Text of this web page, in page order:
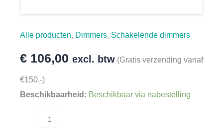
Alle producten, Dimmers, Schakelende dimmers
€ 106,00 excl. btw (Gratis verzending vanaf
€150,-)
Beschikbaarheid: Beschikbaar via nabestelling
HT1349